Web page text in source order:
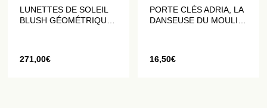
LUNETTES DE SOLEIL
BLUSH GÉOMÉTRIQUES
271,00€
PORTE CLÉS ADRIA, LA
DANSEUSE DU MOULIN
16,50€